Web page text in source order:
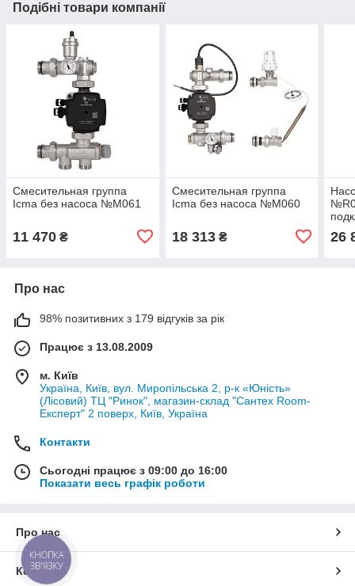
Подібні товари компанії
Смесительная группа
Icma без насоса №M061
11 470 ₴
Смесительная группа
Icma без насоса №M060
18 313₴ 26
Про нас
98% позитивних з 179 відгуків за рік
Працює з 13.08.2009
м. Київ
Україна, Київ, вул. Миропільська 2, р-к «Юність»
(Лісовий) ТЦ "Ринок", магазин-склад "Сантех Room-
Експерт" 2 поверх, Київ, Україна
Контакти
Сьогодні працює з 09:00 до 16:00
Показати весь графік роботи
Про нас
Контакти
КНОПКА
ЗВ'ЯЗКУ